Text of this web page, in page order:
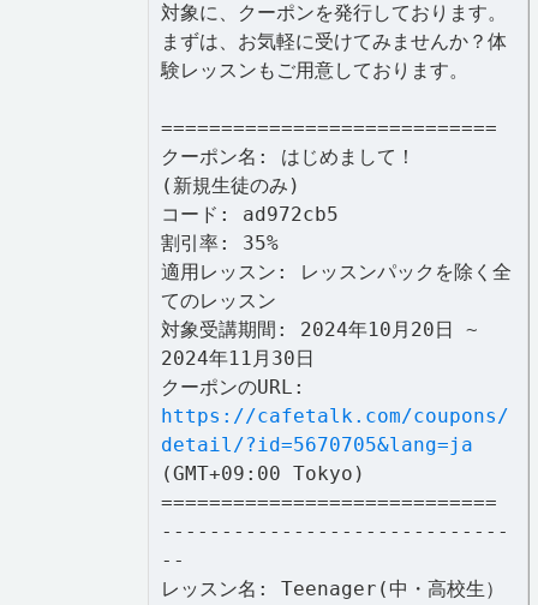
対象に、クーポンを発行しております。
まずは、お気軽に受けてみませんか？体
験レッスンもご用意しております。
============================
クーポン名: はじめまして！
(新規生徒のみ)
コード: ad972cb5
割引率: 35%
適用レッスン: レッスンパックを除く全
てのレッスン
対象受講期間: 2024年10月20日 ~
2024年11月30日
クーポンのURL:
https://cafetalk.com/coupons/
detail/?id=5670705&lang=ja
(GMT+09:00 Tokyo)
============================
-----------------------------
--
レッスン名: Teenager(中・高校生）